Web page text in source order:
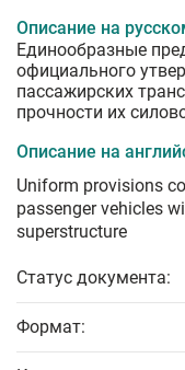
Описание на
Единообразные
официального
пассажирских
прочности их
Описание на
Uniform provisions
passenger vehicles
superstructure
Статус документа:
Формат: